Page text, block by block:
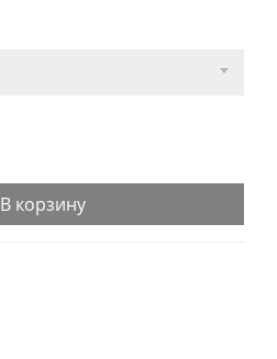
В корзину